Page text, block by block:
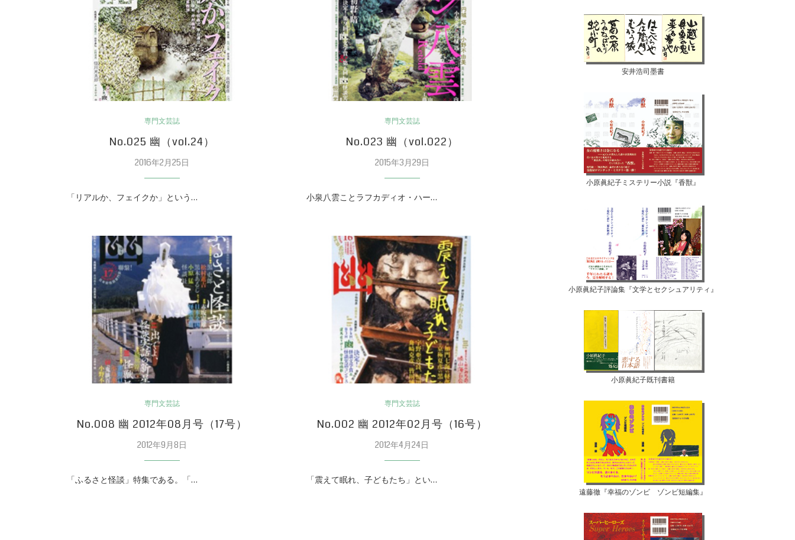
専門文芸誌
No.025 幽（vol.24）
2016年2月25日
「リアルか、フェイクか」という…
専門文芸誌
No.023 幽（vol.022）
2015年3月29日
小泉八雲ことラフカディオ・ハー…
専門文芸誌
No.008 幽 2012年08月号（17号）
2012年9月8日
「ふるさと怪談」特集である。「…
専門文芸誌
No.002 幽 2012年02月号（16号）
2012年4月24日
「震えて眠れ、子どもたち」とい…
安井浩司墨書
小原眞紀子ミステリー小説『香獣』
小原眞紀子評論集『文学とセクシュアリティ』
小原眞紀子既刊書籍
遠藤徹『幸福のゾンビ ゾンビ短編集』